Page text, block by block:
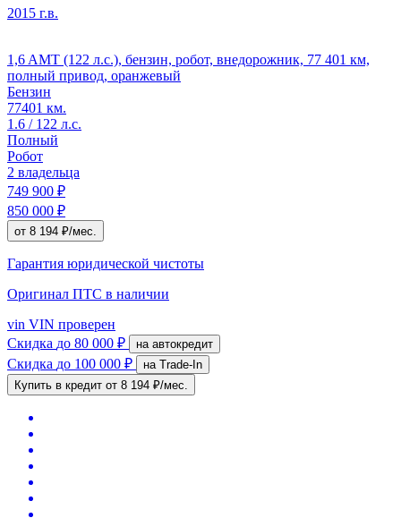
2015 г.в.
1,6 AMT (122 л.с.), бензин, робот, внедорожник, 77 401 км,
полный привод, оранжевый
Бензин
77401 км.
1.6 / 122 л.с.
Полный
Робот
2 владельца
749 900 ₽
850 000 ₽
от 8 194 ₽/мес.
Гарантия юридической чистоты
Оригинал ПТС в наличии
vin VIN проверен
Скидка до 80 000 ₽ на автокредит
Скидка до 100 000 ₽
на Trade-In
Купить в кредит от 8 194 ₽/мес.